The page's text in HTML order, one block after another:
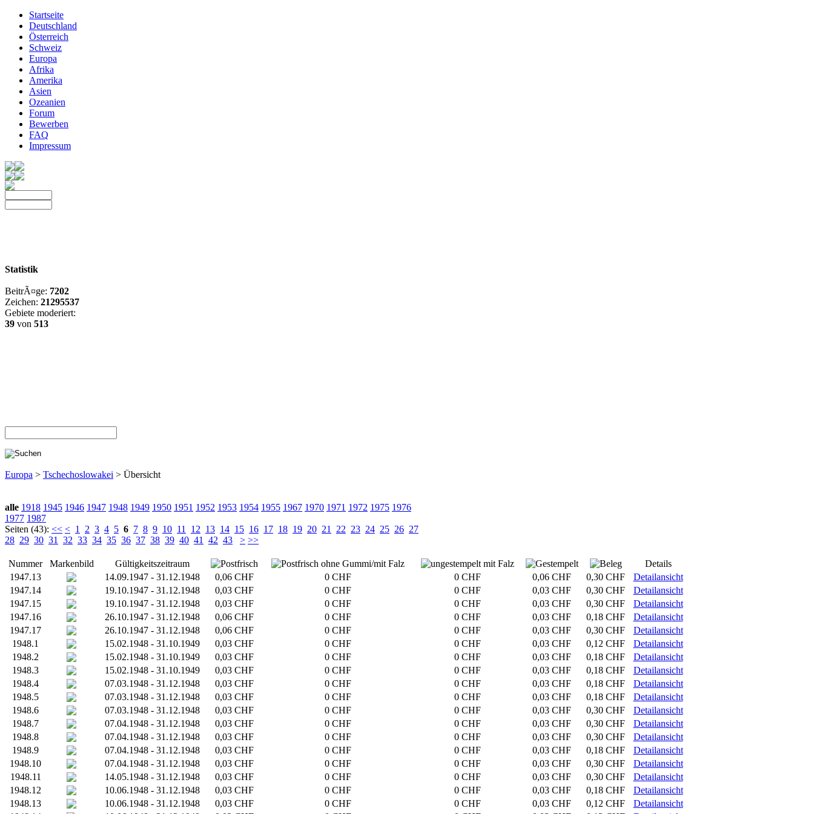
Startseite
Deutschland
Österreich
Schweiz
Europa
Afrika
Amerika
Asien
Ozeanien
Forum
Bewerben
FAQ
Impressum
Statistik
BeitrÃ¤ge: 7202
Zeichen: 21295537
Gebiete moderiert:
39 von 513
Europa > Tschechoslowakei > Übersicht
alle 1918 1945 1946 1947 1948 1949 1950 1951 1952 1953 1954 1955 1967 1970 1971 1972 1975 1976
1977 1987
Seiten (43): << < 1 2 3 4 5 6 7 8 9 10 11 12 13 14 15 16 17 18 19 20 21 22 23 24 25 26 27
28 29 30 31 32 33 34 35 36 37 38 39 40 41 42 43 > >>
Nummer Markenbild Gültigkeitszeitraum
Details
1947.13
14.09.1947 - 31.12.1948 0,06 CHF 0 CHF 0 CHF 0,06 CHF 0,30 CHF
Detailansicht
1947.14
19.10.1947 - 31.12.1948 0,03 CHF 0 CHF 0 CHF 0,03 CHF 0,30 CHF
Detailansicht
1947.15
19.10.1947 - 31.12.1948 0,03 CHF 0 CHF 0 CHF 0,03 CHF 0,30 CHF
Detailansicht
1947.16
26.10.1947 - 31.12.1948 0,06 CHF 0 CHF 0 CHF 0,03 CHF 0,18 CHF
Detailansicht
1947.17
26.10.1947 - 31.12.1948 0,06 CHF 0 CHF 0 CHF 0,03 CHF 0,30 CHF
Detailansicht
1948.1
15.02.1948 - 31.10.1949 0,03 CHF 0 CHF 0 CHF 0,03 CHF 0,12 CHF
Detailansicht
1948.2
15.02.1948 - 31.10.1949 0,03 CHF 0 CHF 0 CHF 0,03 CHF 0,18 CHF
Detailansicht
1948.3
15.02.1948 - 31.10.1949 0,03 CHF 0 CHF 0 CHF 0,03 CHF 0,18 CHF
Detailansicht
1948.4
07.03.1948 - 31.12.1948 0,03 CHF 0 CHF 0 CHF 0,03 CHF 0,18 CHF
Detailansicht
1948.5
07.03.1948 - 31.12.1948 0,03 CHF 0 CHF 0 CHF 0,03 CHF 0,18 CHF
Detailansicht
1948.6
07.03.1948 - 31.12.1948 0,03 CHF 0 CHF 0 CHF 0,03 CHF 0,30 CHF
Detailansicht
1948.7
07.04.1948 - 31.12.1948 0,03 CHF 0 CHF 0 CHF 0,03 CHF 0,30 CHF
Detailansicht
1948.8
07.04.1948 - 31.12.1948 0,03 CHF 0 CHF 0 CHF 0,03 CHF 0,30 CHF
Detailansicht
1948.9
07.04.1948 - 31.12.1948 0,03 CHF 0 CHF 0 CHF 0,03 CHF 0,18 CHF
Detailansicht
1948.10
07.04.1948 - 31.12.1948 0,03 CHF 0 CHF 0 CHF 0,03 CHF 0,30 CHF
Detailansicht
1948.11
14.05.1948 - 31.12.1948 0,03 CHF 0 CHF 0 CHF 0,03 CHF 0,30 CHF
Detailansicht
1948.12
10.06.1948 - 31.12.1948 0,03 CHF 0 CHF 0 CHF 0,03 CHF 0,18 CHF
Detailansicht
1948.13
10.06.1948 - 31.12.1948 0,03 CHF 0 CHF 0 CHF 0,03 CHF 0,12 CHF
Detailansicht